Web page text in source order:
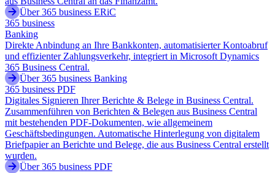
Über 365 business ERiC
365 business
Banking
Direkte Anbindung an Ihre Bankkonten, automatisierter Kontoabruf
und effizienter Zahlungsverkehr, integriert in Microsoft Dynamics
365 Business Central.
Über 365 business Banking
365 business PDF
Digitales Signieren Ihrer Berichte & Belege in Business Central.
Zusammenführen von Berichten & Belegen aus Business Central
mit bestehenden PDF-Dokumenten, wie allgemeinem
Geschäftsbedingungen. Automatische Hinterlegung von digitalem
Briefpapier an Berichte und Belege, die aus Business Central erstellt
wurden.
Über 365 business PDF